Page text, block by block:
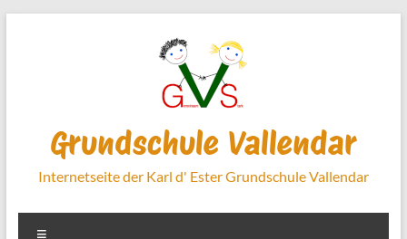
Grundschule Vallendar
Internetseite der Karl d' Ester Grundschule Vallendar